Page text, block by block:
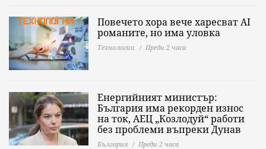
Повечето хора вече харесват AI
романите, но има уловка
Технологии Преди 2 часа
Енергийният министър:
България има рекорден износ
на ток, АЕЦ „Козлодуй“ работи
без проблеми въпреки Дунав
България Преди 2 часа